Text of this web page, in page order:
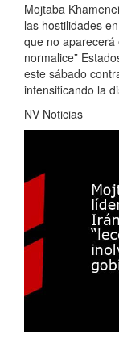
Mojtaba
las hostilidades
que no aparecerá
normalice”
este sábado
intensificando la
NV Noticias